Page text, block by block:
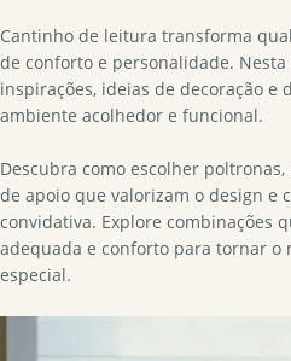
Cantinho de leitura transforma
de conforto e personalidade.
inspirações, ideias de decoração
ambiente acolhedor e funcional.
Descubra como escolher
de apoio que valorizam o design e
convidativa. Explore combinações
adequada e conforto para tornar
especial.